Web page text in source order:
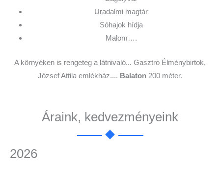
Uradalmi magtár
Sóhajok hídja
Malom….
A környéken is rengeteg a látnivaló... Gasztro Élménybirtok,
József Attila emlékház.... Balaton 200 méter.
Áraink, kedvezményeink
2026